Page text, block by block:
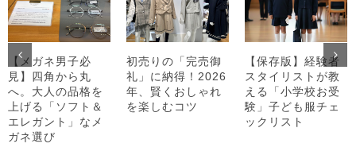
【メガネ男子必
見】四角から丸
へ。大人の品格を
上げる「ソフト＆
エレガント」なメ
ガネ選び
初売りの「完売御
礼」に納得！2026
年、賢くおしゃれ
を楽しむコツ
【保存版】経験者
スタイリストが教
える「小学校お受
験」子ども服チェ
ックリスト